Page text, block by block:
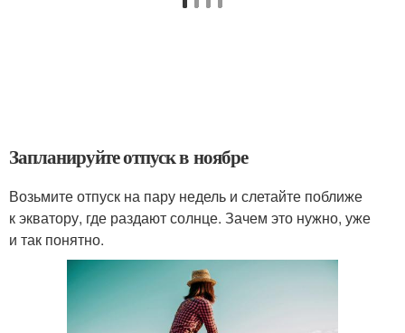
Запланируйте отпуск в ноябре
Возьмите отпуск на пару недель и слетайте поближе
к экватору, где раздают солнце. Зачем это нужно, уже
и так понятно.